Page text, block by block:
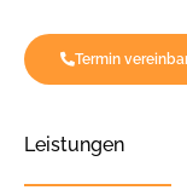
Termin
Leistungen